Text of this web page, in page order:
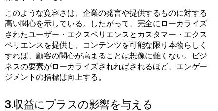
このような寛容さは、企業の発言や提供するものに対する
高い関心を示している。したがって、完全にローカライズ
されたユーザー・エクスペリエンスとカスタマー・エクス
ペリエンスを提供し、コンテンツを可能な限り本物らしく
すれば、顧客の関心が高まることは想像に難くない。ビジ
ネスの要素がローカライズされればされるほど、エンゲー
ジメントの指標は向上する。
3.収益にプラスの影響を与える